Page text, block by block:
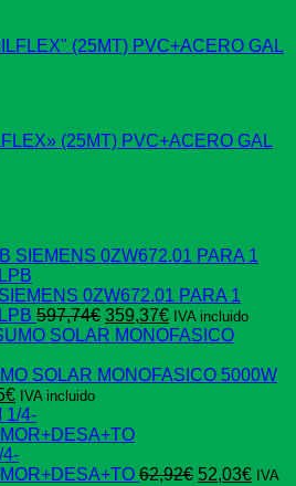
(25MT) PVC+ACERO GAL
0ZW672.01 PARA 1
597,74€ El
precio
era:
359,37€El
precio
es:
IVA incluido
SOLAR MONOFASICO 5000W
€El
precio
actual
es:
5.293,75€.
IVA incluido
4-
62,92€ El
52,03€ElIVA